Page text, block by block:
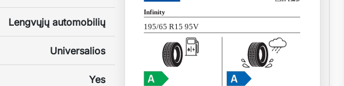
Lengvųjų automobilių
Universalios
Yes
Infinity
195/65 R15 95V